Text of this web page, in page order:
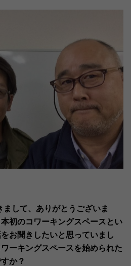
して、ありがとうございま
初のコワーキングスペースとい
お聞きしたいと思っていまし
ーキングスペースを始められた
か？